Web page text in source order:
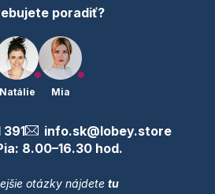
poradiť?
Natálie Mia
391
info.sk@lobey.store
8.00–16.30 hod.
otázky nájdete tu